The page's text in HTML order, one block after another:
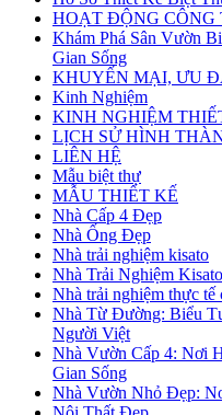
HOẠT ĐỘNG CÔNG
Khám Phá Sân Vườn
Gian Sống
KHUYẾN MẠI, ƯU
Kinh Nghiệm
KINH NGHIỆM
LỊCH SỬ HÌNH
LIÊN HỆ
Mẫu biệt thự
MẪU THIẾT KẾ
Nhà Cấp 4 Đẹp
Nhà Ống Đẹp
Nhà trải nghiệm kisato
Nhà Trải Nghiệm Kisato
Nhà trải nghiệm thực
Nhà Từ Đường: Biểu
Người Việt
Nhà Vườn Cấp 4: Nơi
Gian Sống
Nhà Vườn Nhỏ Đẹp: